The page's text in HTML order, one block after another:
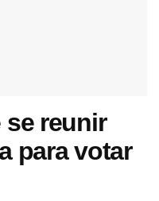
reunir
para votar